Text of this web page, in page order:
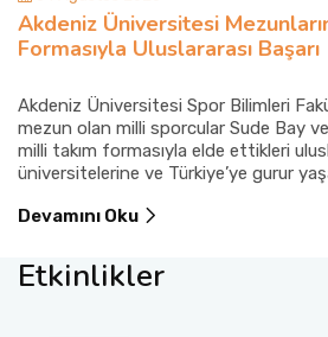
Akdeniz Üniversitesi
Formasıyla Uluslararası Başarı
Akdeniz Üniversitesi Spor Bilimleri
mezun olan milli sporcular Sude Bay
milli takım formasıyla elde ettikleri
üniversitelerine ve Türkiye’ye gurur
Devamını Oku
Etkinlikler